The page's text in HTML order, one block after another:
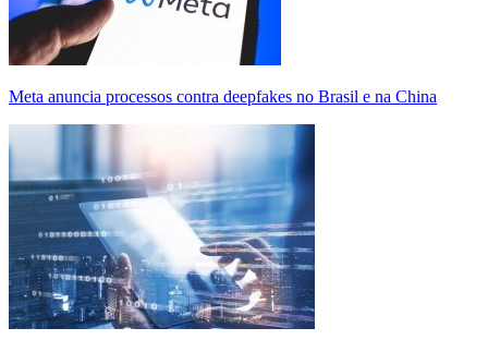
Meta anuncia processos contra deepfakes no Brasil e na China